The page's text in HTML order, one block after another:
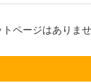
ページはありませ